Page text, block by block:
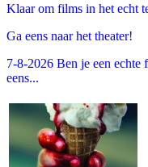
Klaar om films in het echt
Ga eens naar het theater!
7-8-2026 Ben je een
eens...